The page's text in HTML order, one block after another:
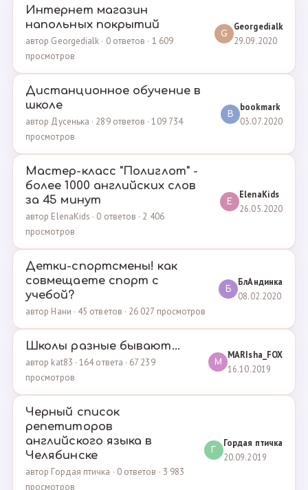
Интернет магазин
напольных покрытий
автор Georgedialk · 0 ответов · 1 609
просмотров
G
Georgedialk
29.09.2020
Дистанционное обучение в
школе
автор Дусенька · 289 ответов · 109 734
просмотров
B
bookmark
03.07.2020
Мастер-класс "Полиглот" -
более 1000 английских слов
за 45 минут
автор ElenaKids · 0 ответов · 2 406
просмотров
E
ElenaKids
26.05.2020
Детки-спортсмены! как
совмещаете спорт с
учебой?
автор Нани · 45 ответов · 26 027 просмотров
Б
БлАндинка
08.02.2020
Школы разные бывают...
автор kat83 · 164 ответа · 67 239
просмотров
M
MARIsha_FOX
16.10.2019
Черный список
репетиторов
английского языка в
Челябинске
автор Гордая птичка · 0 ответов · 3 983
просмотров
Г
Гордая птичка
20.09.2019